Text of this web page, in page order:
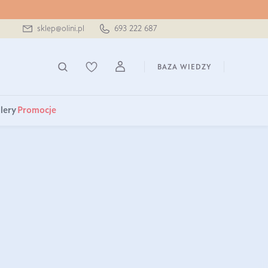
sklep@olini.pl 693 222 687
BAZA WIEDZY
Promocje